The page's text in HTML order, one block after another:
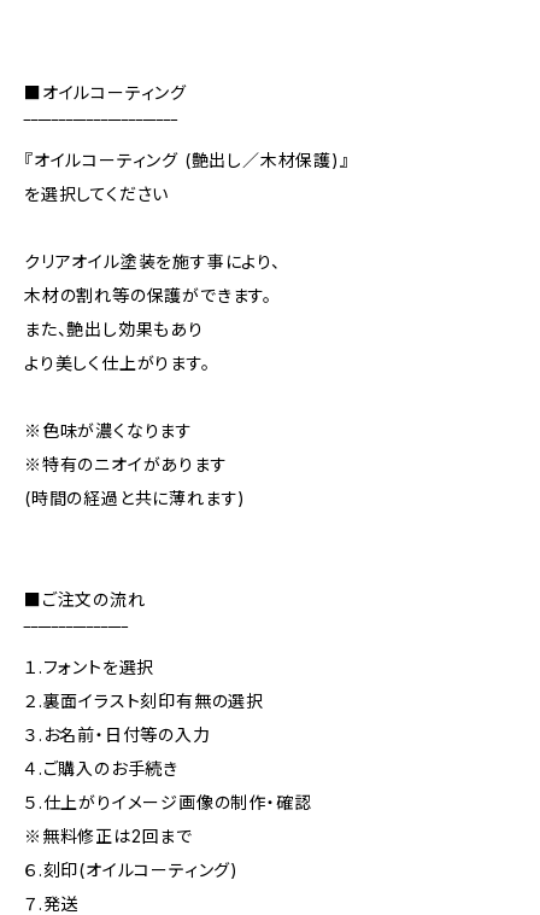
■オイルコーティング
‾‾‾‾‾‾‾‾‾‾‾‾‾‾‾‾‾‾‾‾‾‾
『オイルコーティング (艶出し／木材保護)』
を選択してください
クリアオイル塗装を施す事により、
木材の割れ等の保護ができます。
また、艶出し効果もあり
より美しく仕上がります。
※色味が濃くなります
※特有のニオイがあります
(時間の経過と共に薄れます)
■ご注文の流れ
‾‾‾‾‾‾‾‾‾‾‾‾‾‾‾
１.フォントを選択
２.裏面イラスト刻印有無の選択
３.お名前・日付等の入力
４.ご購入のお手続き
５.仕上がりイメージ画像の制作・確認
※無料修正は2回まで
６.刻印(オイルコーティング)
７.発送